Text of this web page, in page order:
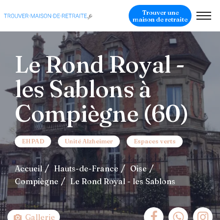
Trouver une
maison de retraite
Le Rond Royal -
les Sablons à
Compiègne (60)
EHPAD Unité Alzheimer Espaces verts
Accueil Hauts-de-France
Oise
Compiègne
Le Rond Royal - les Sablons
Gallerie